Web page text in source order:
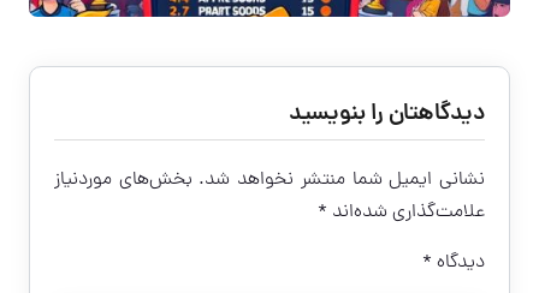
دیدگاهتان را بنویسید
نشانی ایمیل شما منتشر نخواهد شد. بخش‌های موردنیاز
علامت‌گذاری شده‌اند *
دیدگاه *